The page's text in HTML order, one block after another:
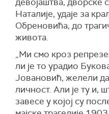
Наталије, удаје за
Обреновића, до
живота.
„Ми смо кроз
ли је то урадио
Јовановић, желели
личност. Али је ту и,
завесе у којој су